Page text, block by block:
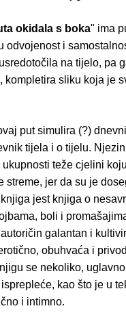
okidala s boka" ima
odvojenost i
na tijelo, pa
kompletira sliku koja je
put simulira (?)
tijela i o tijelu.
teže cjelini
streme, jer da su je
jest knjiga o
boli i
galantan i
obuhvaća i
se nekoliko,
kao što je u
i intimno.